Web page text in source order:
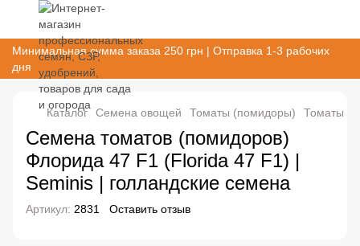
Минимальная сумма заказа 250 грн | Отправка 1-3 рабочих
дня
Каталог Семена овощей Томаты (помидоры) Томаты
Семена томатов (помидоров)
Флорида 47 F1 (Florida 47 F1) |
Seminis | голландские семена
Артикул: 2831 Оставить отзыв